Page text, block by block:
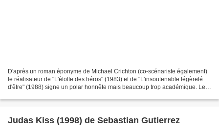
D'après un roman éponyme de Michael Crichton (co-scénariste également)
le réalisateur de "L'étoffe des héros" (1983) et de "L'insoutenable légèreté
d'être" (1988) signe un polar honnête mais beaucoup trop académique. Le
Judas Kiss (1998) de Sebastian Gutierrez